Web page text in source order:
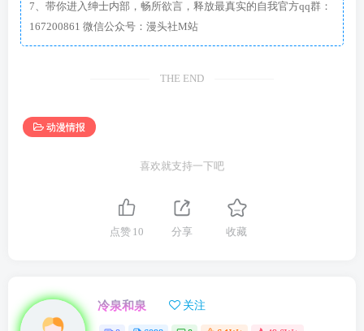
7、带你进入绅士内部，畅所欲言，释放最真实的自我官方qq群：
167200861 微信公众号：漫头社M站
THE END
动漫情报
喜欢就支持一下吧
点赞 10 分享 收藏
冷泉和泉 关注